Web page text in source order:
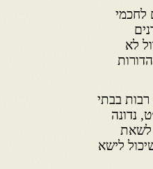
לחכמי
לא
בבתי
נדונה
לשאת
לישא